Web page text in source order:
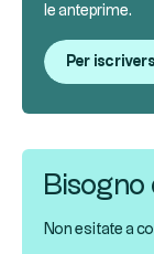
le anteprime.
Per
Bisogno
Non esitate a